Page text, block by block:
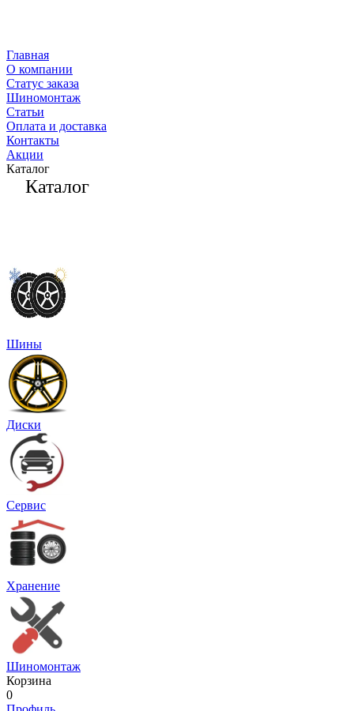
Главная
О компании
Статус заказа
Шиномонтаж
Статьи
Оплата и доставка
Контакты
Акции
Каталог
Каталог
Шины
Диски
Сервис
Хранение
Шиномонтаж
Корзина
0